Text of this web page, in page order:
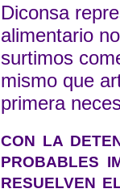
Diconsa
alimentario
surtimos
mismo que
primera
CON LA
PROBABLES
RESUELVEN